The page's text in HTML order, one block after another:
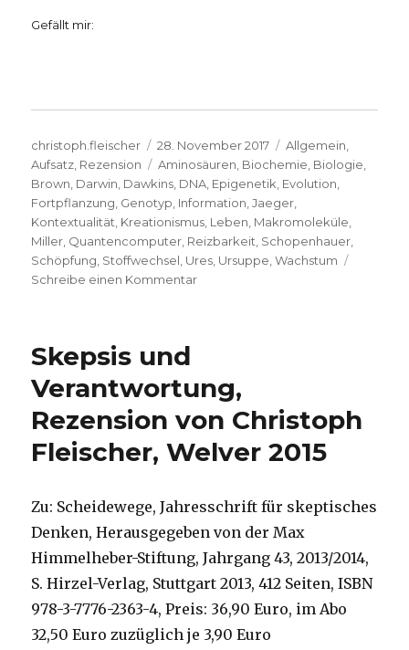
Gefällt mir:
Autor
christoph.fleischer
Veröffentlicht
am
28. November 2017 Kategorien
Allgemein,
Aufsatz, Rezension Schlagwörter
Aminosäuren, Biochemie, Biologie,
Brown, Darwin, Dawkins, DNA, Epigenetik, Evolution,
Fortpflanzung, Genotyp, Information,Jaeger,
Kontextualität, Kreationismus, Leben, Makromoleküle,
Miller, Quantencomputer, Reizbarkeit, Schopenhauer,
Schöpfung, Stoffwechsel, Ures, Ursuppe,Wachstum
Schreibe einen Kommentarzu
Zürich
2017
Skepsis und
Verantwortung,
Rezension von Christoph
Fleischer, Welver 2015
Zu: Scheidewege, Jahresschrift für skeptisches
Denken, Herausgegeben von der Max
Himmelheber-Stiftung, Jahrgang 43, 2013/2014,
S. Hirzel-Verlag, Stuttgart 2013, 412 Seiten, ISBN
978-3-7776-2363-4, Preis: 36,90 Euro, im Abo
32,50 Euro zuzüglich je 3,90 Euro